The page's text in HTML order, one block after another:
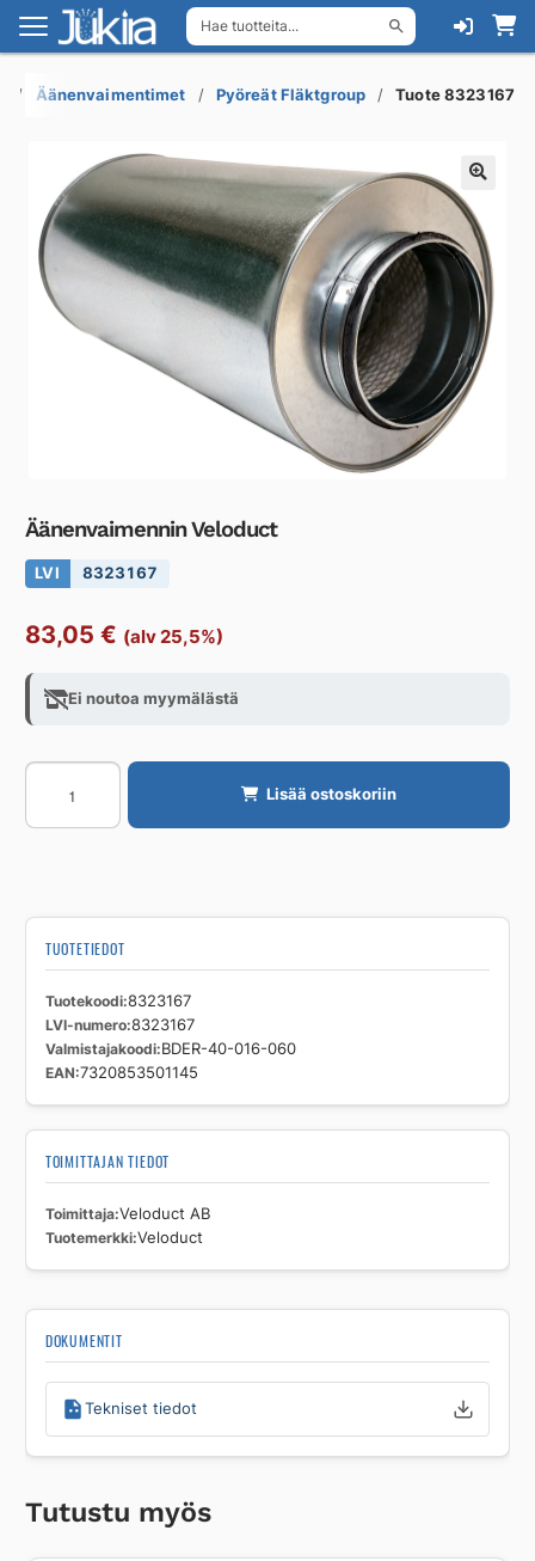
Hae tuotteita...
Siirry
navigointiin
Siirry
sisältöön
Äänenvaimentimet Pyöreät Fläktgroup Tuote 8323167
Äänenvaimennin Veloduct
LVI 8323167
83,05 € (alv 25,5%)
Ei noutoa myymälästä
Äänenvaimennin
Veloduct
määrä
Lisää ostoskoriin
TUOTETIEDOT
Tuotekoodi 8323167
LVI-numero 8323167
Valmistajakoodi BDER-40-016-060
EAN 7320853501145
TOIMITTAJAN TIEDOT
Toimittaja Veloduct AB
Tuotemerkki Veloduct
DOKUMENTIT
Tekniset tiedot
Tutustu myös